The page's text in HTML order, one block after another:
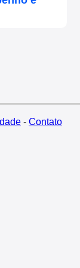
- Contato